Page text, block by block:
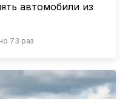
автомобили из
73 раз